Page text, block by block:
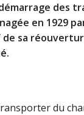
des
en 1929
de sa
du